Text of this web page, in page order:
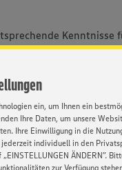
ein, um Ihnen ein
Ihre Daten, um unsere
Ihre Einwilligung in die
individuell in den
ÄNDERN”.
zur Verfügung
Kenntnisse
& unseren
selber kennen - die
Du bist!